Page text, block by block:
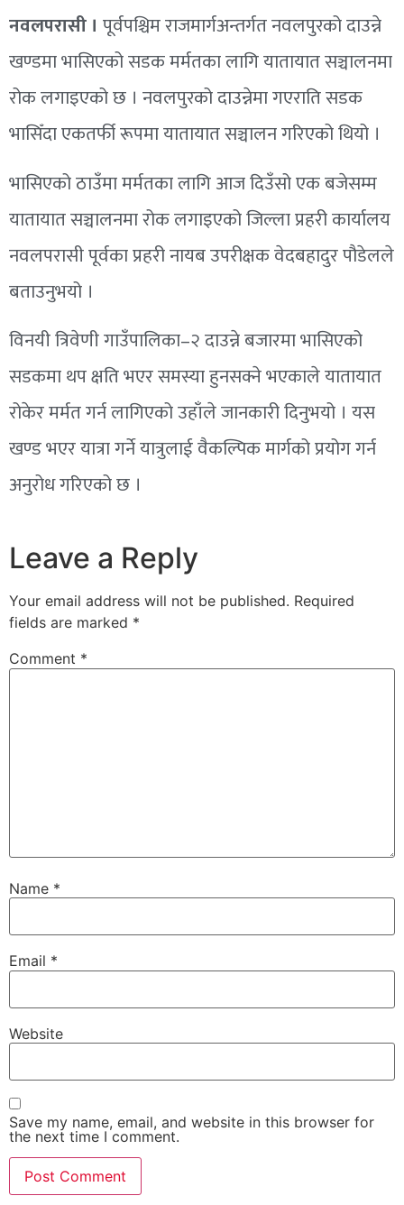
नवलपरासी । पूर्वपश्चिम राजमार्गअन्तर्गत नवलपुरको दाउन्ने
खण्डमा भासिएको सडक मर्मतका लागि यातायात सञ्चालनमा
रोक लगाइएको छ । नवलपुरको दाउन्नेमा गएराति सडक
भासिँदा एकतर्फी रूपमा यातायात सञ्चालन गरिएको थियो ।
भासिएको ठाउँमा मर्मतका लागि आज दिउँसो एक बजेसम्म
यातायात सञ्चालनमा रोक लगाइएको जिल्ला प्रहरी कार्यालय
नवलपरासी पूर्वका प्रहरी नायब उपरीक्षक वेदबहादुर पौडेलले
बताउनुभयो ।
विनयी त्रिवेणी गाउँपालिका–२ दाउन्ने बजारमा भासिएको
सडकमा थप क्षति भएर समस्या हुनसक्ने भएकाले यातायात
रोकेर मर्मत गर्न लागिएको उहाँले जानकारी दिनुभयो । यस
खण्ड भएर यात्रा गर्ने यात्रुलाई वैकल्पिक मार्गको प्रयोग गर्न
अनुरोध गरिएको छ ।
Leave a Reply
Your email address will not be published. Required
fields are marked *
Comment *
Name *
Email *
Website
Save my name, email, and website in this browser for
the next time I comment.